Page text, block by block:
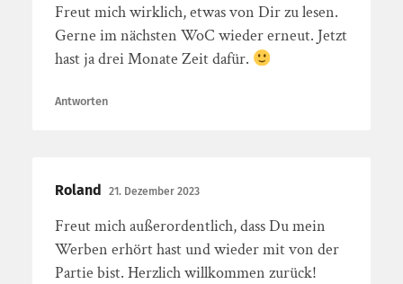
Freut mich wirklich, etwas von Dir zu lesen.
Gerne im nächsten WoC wieder erneut. Jetzt
hast ja drei Monate Zeit dafür.
Antworten
Roland 21. Dezember 2023
Freut mich außerordentlich, dass Du mein
Werben erhört hast und wieder mit von der
Partie bist. Herzlich willkommen zurück!